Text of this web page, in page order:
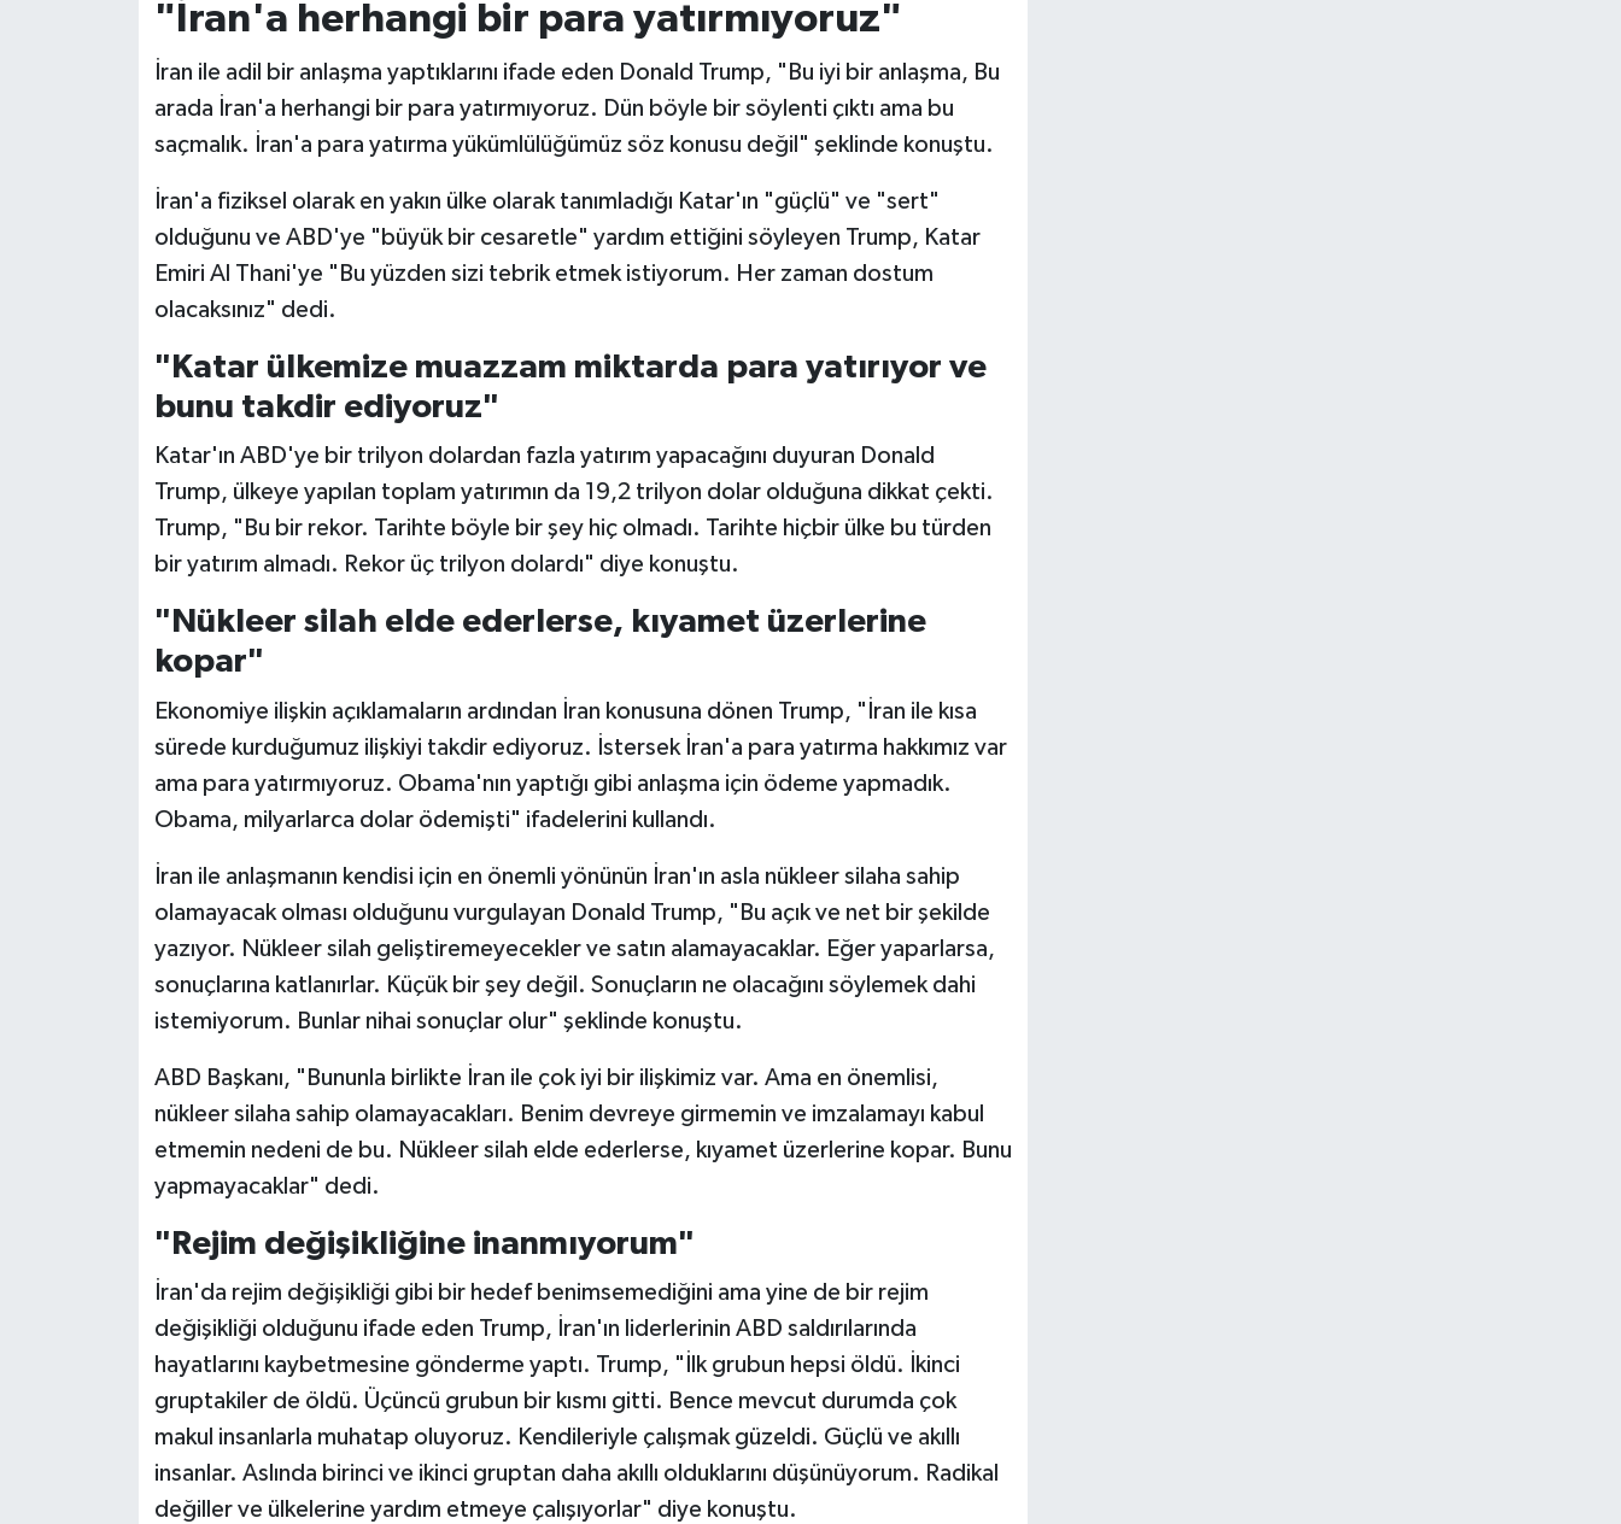
"İran'a herhangi bir para yatırmıyoruz"
İran ile adil bir anlaşma yaptıklarını ifade eden Donald Trump, "Bu iyi bir anlaşma, Bu
arada İran'a herhangi bir para yatırmıyoruz. Dün böyle bir söylenti çıktı ama bu
saçmalık. İran'a para yatırma yükümlülüğümüz söz konusu değil" şeklinde konuştu.
İran'a fiziksel olarak en yakın ülke olarak tanımladığı Katar'ın "güçlü" ve "sert"
olduğunu ve ABD'ye "büyük bir cesaretle" yardım ettiğini söyleyen Trump, Katar
Emiri Al Thani'ye "Bu yüzden sizi tebrik etmek istiyorum. Her zaman dostum
olacaksınız" dedi.
"Katar ülkemize muazzam miktarda para yatırıyor ve
bunu takdir ediyoruz"
Katar'ın ABD'ye bir trilyon dolardan fazla yatırım yapacağını duyuran Donald
Trump, ülkeye yapılan toplam yatırımın da 19,2 trilyon dolar olduğuna dikkat çekti.
Trump, "Bu bir rekor. Tarihte böyle bir şey hiç olmadı. Tarihte hiçbir ülke bu türden
bir yatırım almadı. Rekor üç trilyon dolardı" diye konuştu.
"Nükleer silah elde ederlerse, kıyamet üzerlerine
kopar"
Ekonomiye ilişkin açıklamaların ardından İran konusuna dönen Trump, "İran ile kısa
sürede kurduğumuz ilişkiyi takdir ediyoruz. İstersek İran'a para yatırma hakkımız var
ama para yatırmıyoruz. Obama'nın yaptığı gibi anlaşma için ödeme yapmadık.
Obama, milyarlarca dolar ödemişti" ifadelerini kullandı.
İran ile anlaşmanın kendisi için en önemli yönünün İran'ın asla nükleer silaha sahip
olamayacak olması olduğunu vurgulayan Donald Trump, "Bu açık ve net bir şekilde
yazıyor. Nükleer silah geliştiremeyecekler ve satın alamayacaklar. Eğer yaparlarsa,
sonuçlarına katlanırlar. Küçük bir şey değil. Sonuçların ne olacağını söylemek dahi
istemiyorum. Bunlar nihai sonuçlar olur" şeklinde konuştu.
ABD Başkanı, "Bununla birlikte İran ile çok iyi bir ilişkimiz var. Ama en önemlisi,
nükleer silaha sahip olamayacakları. Benim devreye girmemin ve imzalamayı kabul
etmemin nedeni de bu. Nükleer silah elde ederlerse, kıyamet üzerlerine kopar. Bunu
yapmayacaklar" dedi.
"Rejim değişikliğine inanmıyorum"
İran'da rejim değişikliği gibi bir hedef benimsemediğini ama yine de bir rejim
değişikliği olduğunu ifade eden Trump, İran'ın liderlerinin ABD saldırılarında
hayatlarını kaybetmesine gönderme yaptı. Trump, "İlk grubun hepsi öldü. İkinci
gruptakiler de öldü. Üçüncü grubun bir kısmı gitti. Bence mevcut durumda çok
makul insanlarla muhatap oluyoruz. Kendileriyle çalışmak güzeldi. Güçlü ve akıllı
insanlar. Aslında birinci ve ikinci gruptan daha akıllı olduklarını düşünüyorum. Radikal
değiller ve ülkelerine yardım etmeye çalışıyorlar" diye konuştu.